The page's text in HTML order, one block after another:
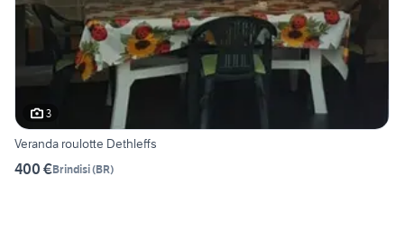
3
Veranda roulotte Dethleffs
400 €Brindisi(BR)